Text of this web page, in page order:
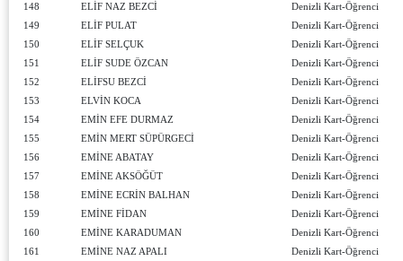
148
ELİF NAZ BEZCİ
Denizli Kart-Öğrenci
149
ELİF PULAT
Denizli Kart-Öğrenci
150
ELİF SELÇUK
Denizli Kart-Öğrenci
151
ELİF SUDE ÖZCAN
Denizli Kart-Öğrenci
152
ELİFSU BEZCİ
Denizli Kart-Öğrenci
153
ELVİN KOCA
Denizli Kart-Öğrenci
154
EMİN EFE DURMAZ
Denizli Kart-Öğrenci
155
EMİN MERT SÜPÜRGECİ
Denizli Kart-Öğrenci
156
EMİNE ABATAY
Denizli Kart-Öğrenci
157
EMİNE AKSÖĞÜT
Denizli Kart-Öğrenci
158
EMİNE ECRİN BALHAN
Denizli Kart-Öğrenci
159
EMİNE FİDAN
Denizli Kart-Öğrenci
160
EMİNE KARADUMAN
Denizli Kart-Öğrenci
161
EMİNE NAZ APALI
Denizli Kart-Öğrenci